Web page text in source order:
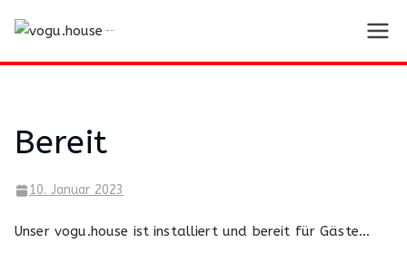
Inhalt
springen
Bereit
10. Januar 2023
Unser vogu.house ist installiert und bereit für Gäste…